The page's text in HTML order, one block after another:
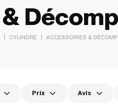
| CYLINDRE | ACCESSOIRES &
Prix Avis